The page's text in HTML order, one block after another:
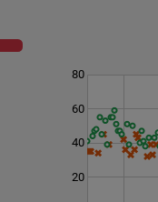
20
40
60
80